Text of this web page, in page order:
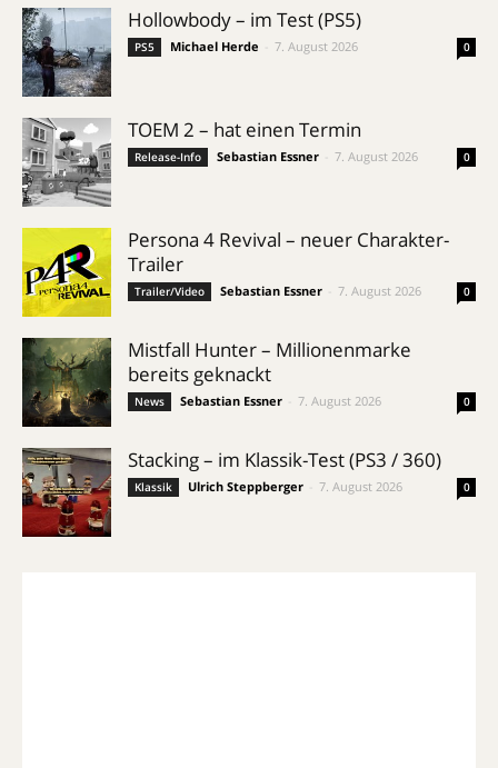
Hollowbody – im Test (PS5)
PS5 Michael Herde 7. August 2026 0
TOEM 2 – hat einen Termin
Release-Info Sebastian Essner 7. August 2026 0
Persona 4 Revival – neuer Charakter-
Trailer
Trailer/Video Sebastian Essner 7. August 2026 0
Mistfall Hunter – Millionenmarke
bereits geknackt
News Sebastian Essner 7. August 2026 0
Stacking – im Klassik-Test (PS3 / 360)
Klassik Ulrich Steppberger 7. August 2026 0